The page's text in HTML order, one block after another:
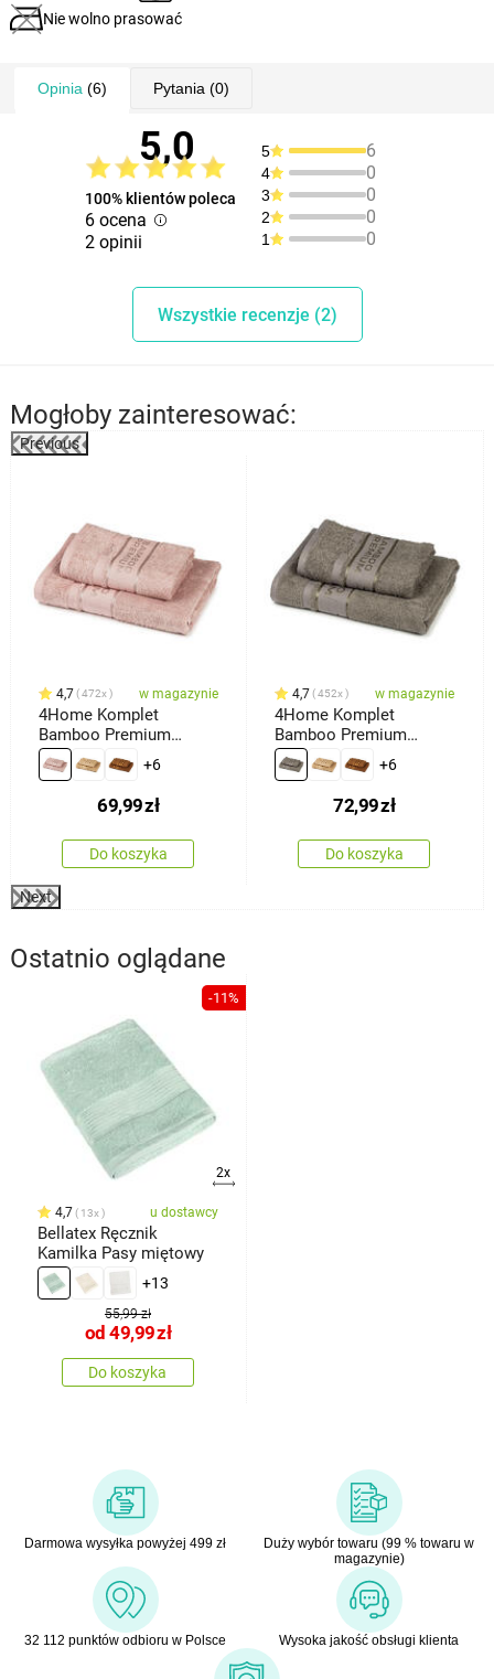
Nie wolno prasować
Opinia (6) Pytania (0)
5,0
100% klientów poleca
6 ocena
2 opinii
5 6
4 0
3 0
2 0
1 0
Wszystkie recenzje (2)
Mogłoby zainteresować:
Previous
4,7 472x w magazynie
4Home Komplet
Bamboo Premium
ręczników różowy, 70 x
140 cm, 50 x 100 cm
+6
69,99zł
Do koszyka
4,7 452x w magazynie
4Home Komplet
Bamboo Premium
ręczników szary, 70 x
140 cm, 50 x 100 cm
+6
72,99zł
Do koszyka
Next
Ostatnio oglądane
-11%
2x
4,7 13x u dostawcy
Bellatex Ręcznik
Kamilka Pasy miętowy
+13
55,99 zł
od 49,99zł
Do koszyka
Darmowa wysyłka powyżej 499 zł
Duży wybór towaru (99 % towaru w
magazynie)
32 112 punktów odbioru w Polsce Wysoka jakość obsługi klienta